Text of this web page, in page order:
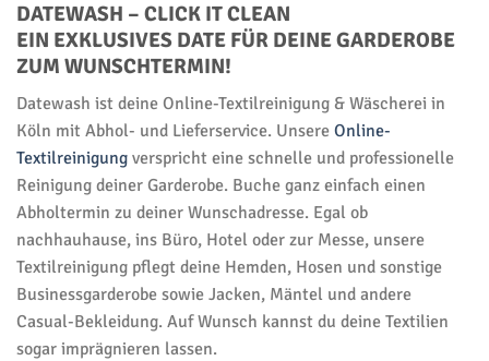
DATEWASH – CLICK IT CLEAN
EIN EXKLUSIVES DATE FÜR DEINE GARDEROBE
ZUM WUNSCHTERMIN!
Datewash ist deine Online-Textilreinigung & Wäscherei in
Köln mit Abhol- und Lieferservice. Unsere Online-
Textilreinigung verspricht eine schnelle und professionelle
Reinigung deiner Garderobe. Buche ganz einfach einen
Abholtermin zu deiner Wunschadresse. Egal ob
nachhauhause, ins Büro, Hotel oder zur Messe, unsere
Textilreinigung pflegt deine Hemden, Hosen und sonstige
Businessgarderobe sowie Jacken, Mäntel und andere
Casual-Bekleidung. Auf Wunsch kannst du deine Textilien
sogar imprägnieren lassen.